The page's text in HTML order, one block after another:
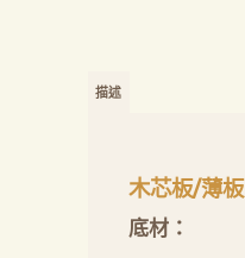
描述
木芯板/薄板
底材：